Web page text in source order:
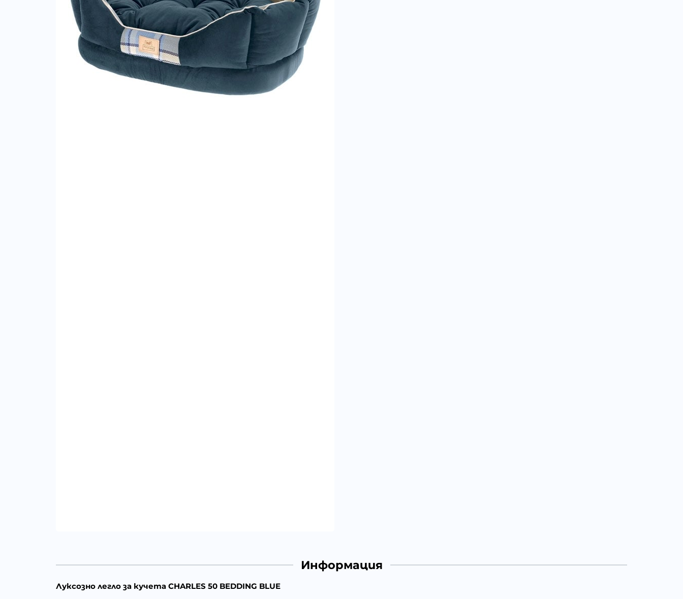
Информация
Луксозно легло за кучета CHARLES 50 BEDDING BLUE